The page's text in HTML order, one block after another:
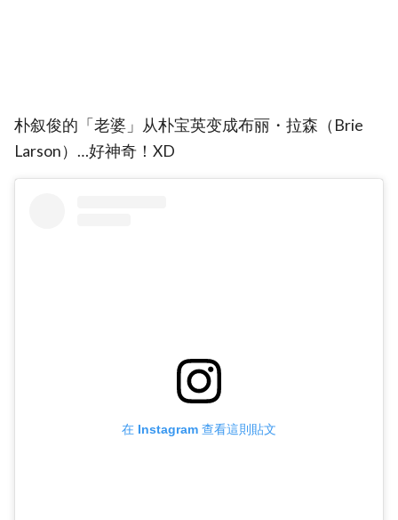
朴叙俊的「老婆」从朴宝英变成布丽・拉森（Brie
Larson）…好神奇！XD
在 Instagram 查看這則貼文